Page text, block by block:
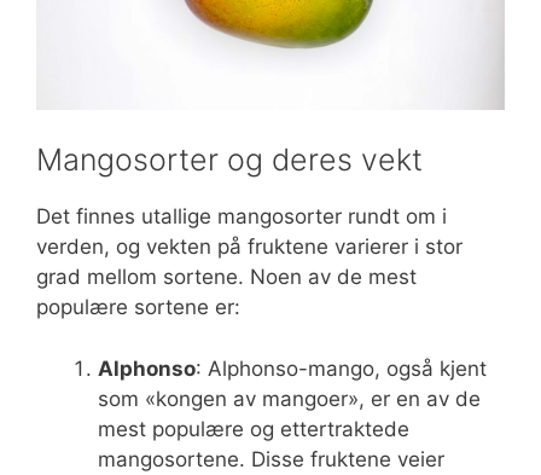
Mangosorter og deres vekt
Det finnes utallige mangosorter rundt om i
verden, og vekten på fruktene varierer i stor
grad mellom sortene. Noen av de mest
populære sortene er:
Alphonso: Alphonso-mango, også kjent
som «kongen av mangoer», er en av de
mest populære og ettertraktede
mangosortene. Disse fruktene veier